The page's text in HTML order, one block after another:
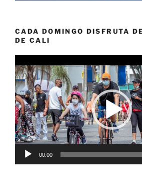
CADA DOMINGO DISFRUTA
DE CALI
de
vídeo
00:00